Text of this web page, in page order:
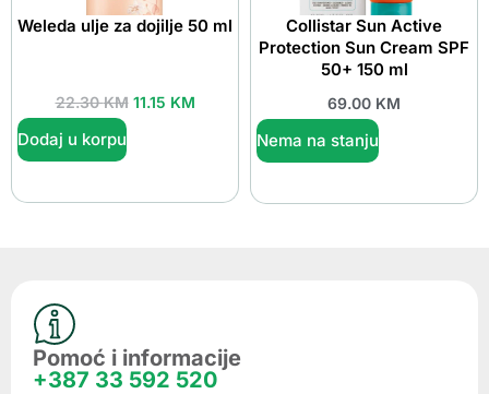
Weleda ulje za dojilje 50 ml
22.30KM 11.15 KM
Dodaj u korpu
Collistar Sun Active
Protection Sun Cream SPF
50+ 150 ml
69.00 KM
Nema na stanju
Pomoć i informacije
+387 33 592 520